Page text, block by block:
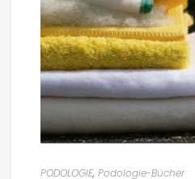
PODOLOGIE, Podologie-Bücher